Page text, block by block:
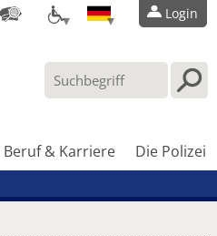
Login
Beruf & Karriere Die Polizei